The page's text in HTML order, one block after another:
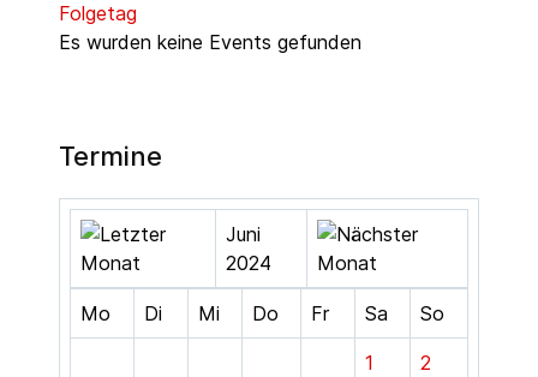
Folgetag
Es wurden keine Events gefunden
Termine
Juni
2024
Mo Di Mi Do Fr Sa So
1 2